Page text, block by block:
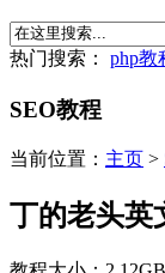
热门搜索： php教
SEO教程
当前位置： 主页 >
丁的老头英